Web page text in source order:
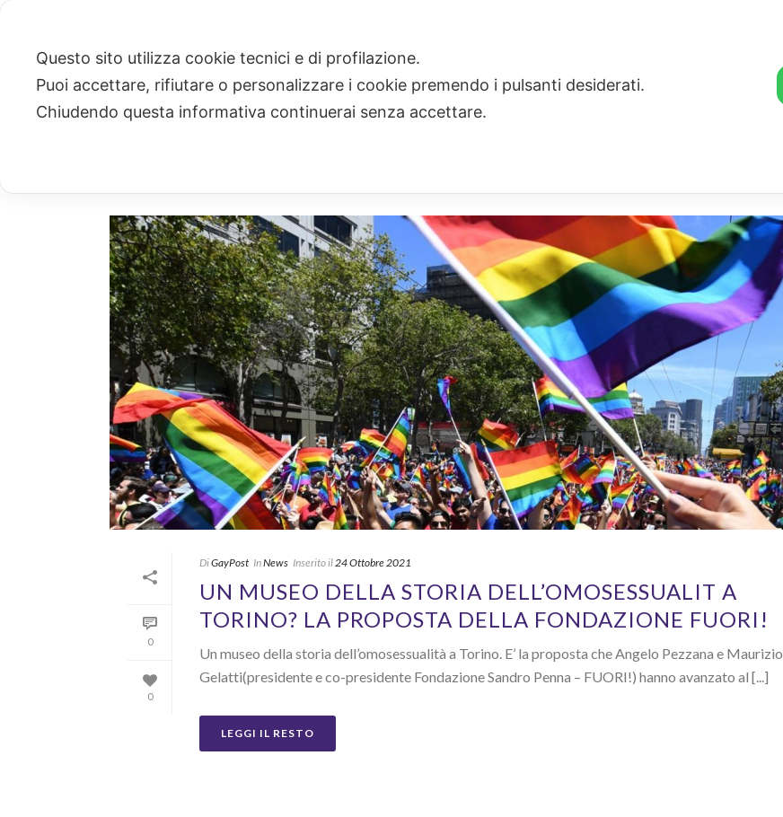
ARCHIVIO
0
0
DiGayPost InNews Inserito il24 Ottobre 2021
UN MUSEO DELLA STORIA DELL’OMOSESSUALIT A
TORINO? LA PROPOSTA DELLA FONDAZIONE FUORI!
Un museo della storia dell’omosessualità a Torino. E’ la proposta che Angelo Pezzana e Maurizio
Gelatti(presidente e co-presidente Fondazione Sandro Penna – FUORI!) hanno avanzato al [...]
LEGGI IL RESTO
Questo sito utilizza cookie tecnici e di profilazione.
Puoi accettare, rifiutare o personalizzare i cookie premendo i pulsanti desiderati.
Chiudendo questa informativa continuerai senza accettare.